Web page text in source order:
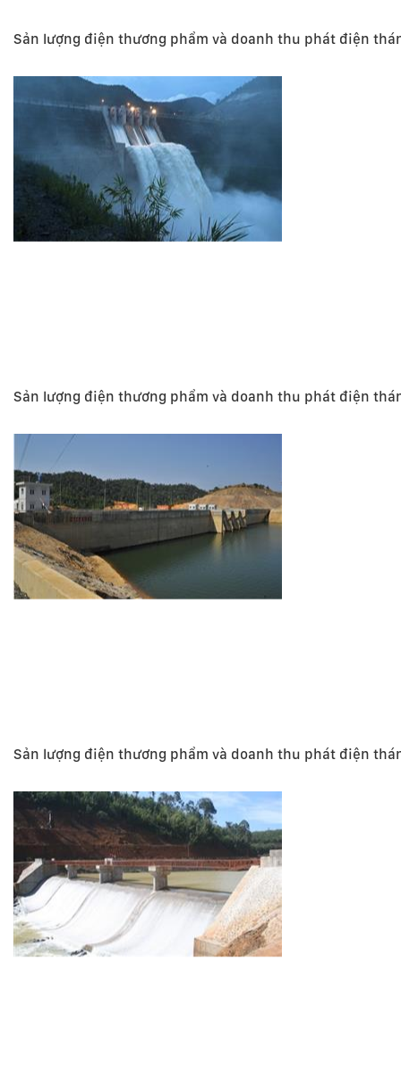
Sản lượng điện thương phẩm và doanh thu phát điện
Sản lượng điện thương phẩm và doanh thu phát điện
Sản lượng điện thương phẩm và doanh thu phát điện